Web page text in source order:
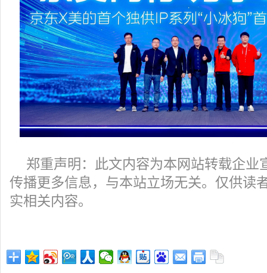
郑重声明：此文内容为本网站转载企业
传播更多信息，与本站立场无关。仅供读
实相关内容。